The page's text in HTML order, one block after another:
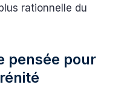
rationnelle du
pensée pour